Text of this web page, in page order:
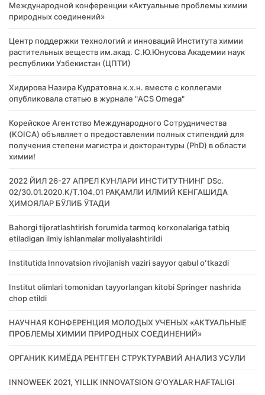
Международной конференции «Актуальные проблемы химии
природных соединений»
Центр поддержки технологий и инноваций Института химии
растительных веществ им.акад. С.Ю.Юнусова Академии наук
республики Узбекистан (ЦПТИ)
Хидирова Назира Кудратовна к.х.н. вместе с коллегами
опубликовала статью в журнале "ACS Omega"
Корейское Агентство Международного Сотрудничества
(KOICA) объявляет о предоставлении полных стипендий для
получения степени магистра и докторантуры (PhD) в области
химии!
2022 ЙИЛ 26-27 АПРЕЛ КУНЛАРИ ИНСТИТУТНИНГ DSc.
02/30.01.2020.К/Т.104.01 РАҚАМЛИ ИЛМИЙ КЕНГАШИДА
ҲИМОЯЛАР БЎЛИБ ЎТАДИ
Bahorgi tijoratlashtirish forumida tarmoq korxonalariga tatbiq
etiladigan ilmiy ishlanmalar moliyalashtirildi
Institutida Innovatsion rivojlanish vaziri sayyor qabul oʻtkazdi
Institut olimlari tomonidan tayyorlangan kitobi Springer nashrida
chop etildi
НАУЧНАЯ КОНФЕРЕНЦИЯ МОЛОДЫХ УЧЕНЫХ «АКТУАЛЬНЫЕ
ПРОБЛЕМЫ ХИМИИ ПРИРОДНЫХ СОЕДИНЕНИЙ»
ОРГАНИК КИМЁДА РЕНТГЕН СТРУКТУРАВИЙ АНАЛИЗ УСУЛИ
INNOWEEK 2021, YILLIK INNOVATSION G'OYALAR HAFTALIGI